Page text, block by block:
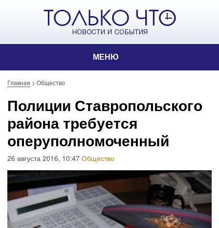
МЕНЮ
Главная > Общество
Полиции Ставропольского
района требуется
оперуполномоченный
26 августа 2016, 10:47 Общество